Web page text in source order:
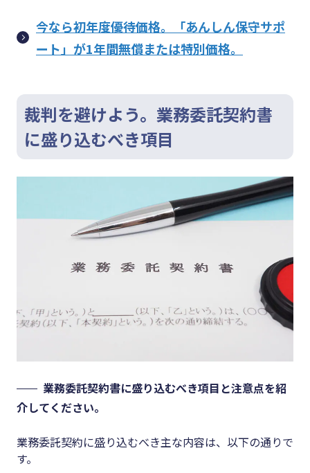
今なら初年度優待価格。「あんしん保守サポ
ート」が1年間無償または特別価格。
裁判を避けよう。業務委託契約書
に盛り込むべき項目
業務委託契約書に盛り込むべき項目と注意点を紹
介してください。
業務委託契約に盛り込むべき主な内容は、以下の通りで
す。